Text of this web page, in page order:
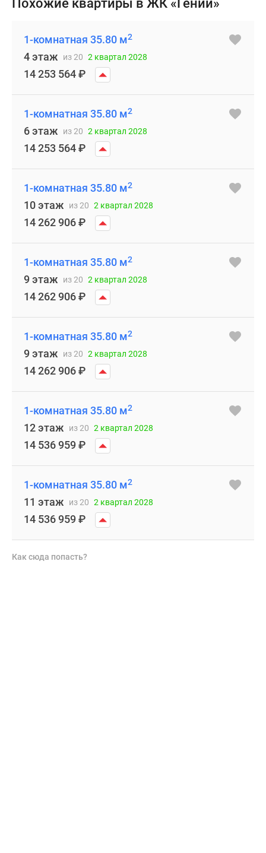
Похожие квартиры в ЖК «Гений»
1-комнатная 35.80 м2
4 этаж из 20 2 квартал 2028
14 253 564₽
1-комнатная 35.80 м2
6 этаж из 20 2 квартал 2028
14 253 564₽
1-комнатная 35.80 м2
10 этаж из 20 2 квартал 2028
14 262 906₽
1-комнатная 35.80 м2
9 этаж из 20 2 квартал 2028
14 262 906₽
1-комнатная 35.80 м2
9 этаж из 20 2 квартал 2028
14 262 906₽
1-комнатная 35.80 м2
12 этаж из 20 2 квартал 2028
14 536 959₽
1-комнатная 35.80 м2
11 этаж из 20 2 квартал 2028
14 536 959₽
Как сюда попасть?